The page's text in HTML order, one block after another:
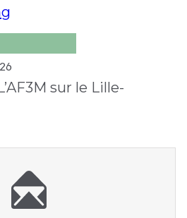
sur le Lille-